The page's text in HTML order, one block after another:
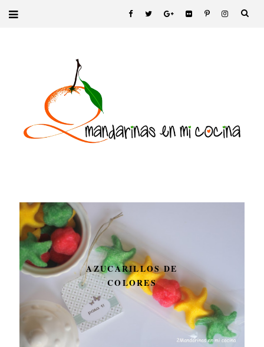
DE
AVELLANAS Y
CESTA DE LIDL